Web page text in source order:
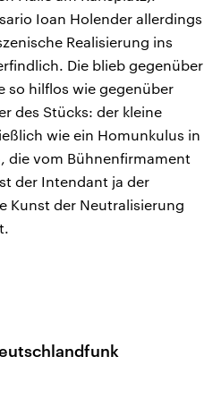
Ioan Holender allerdings
Realisierung ins
Die blieb gegenüber
so hilflos wie gegenüber
des Stücks: der kleine
wie ein Homunkulus in
die vom Bühnenfirmament
der Intendant ja der
Kunst der Neutralisierung